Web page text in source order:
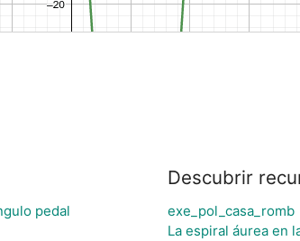
pedal
Descubrir
exe_pol_casa_romb
La espiral áurea en